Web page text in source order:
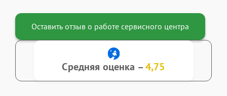
Оставить отзыв о работе сервисного центра
Средняя оценка –4,75